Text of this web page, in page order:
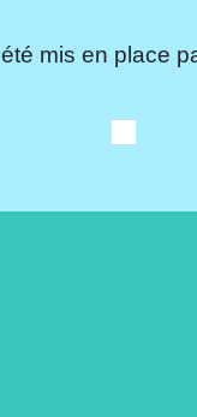
mis en place